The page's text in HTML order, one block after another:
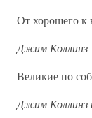
От хорошего к
Джим Коллинз
Великие по
Джим Коллинз